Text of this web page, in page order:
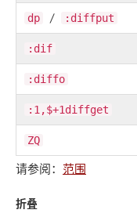
dp / :diffput
:dif
:diffo
:1,$+1diffget
ZQ
请参阅： 范围
折叠